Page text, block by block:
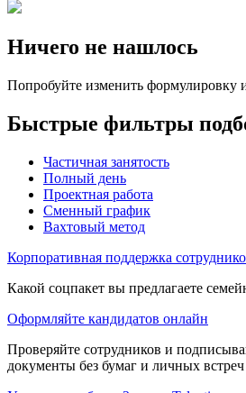
Ничего не нашлось
Попробуйте изменить формулировку
Быстрые фильтры
Частичная занятость
Полный день
Проектная работа
Сменный график
Вахтовый метод
Корпоративная поддержка
Какой соцпакет вы предлагаете
Оформляйте кандидатов онлайн
Проверяйте сотрудников и
документы без бумаг и личных встреч